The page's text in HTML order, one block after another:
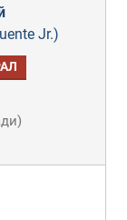
Jr.)
)